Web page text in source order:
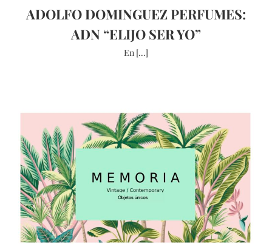
ADOLFO DOMINGUEZ PERFUMES:
ADN “ELIJO SER YO”
En [...]